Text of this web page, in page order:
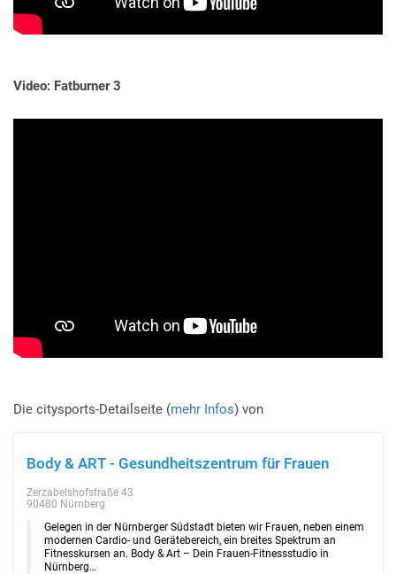
Video: Fatburner 3
Die citysports-Detailseite (mehr Infos) von
Body & ART - Gesundheitszentrum für Frauen
Zerzabelshofstraße 43
90480 Nürnberg
Gelegen in der Nürnberger Südstadt bieten wir Frauen, neben einem
modernen Cardio- und Gerätebereich, ein breites Spektrum an
Fitnesskursen an. Body & Art – Dein Frauen-Fitnessstudio in
Nürnberg…